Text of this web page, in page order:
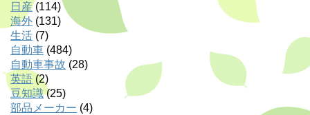
日産(114)
海外 (131)
生活 (7)
自動車 (484)
自動車事故 (28)
英語 (2)
豆知識(25)
部品メーカー (4)